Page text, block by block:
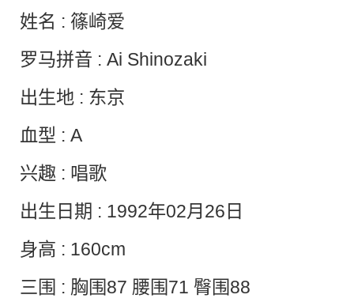
姓名 : 篠崎爱
罗马拼音 : Ai Shinozaki
出生地 : 东京
血型 : A
兴趣 : 唱歌
出生日期 : 1992年02月26日
身高 : 160cm
三围 : 胸围87 腰围71 臀围88